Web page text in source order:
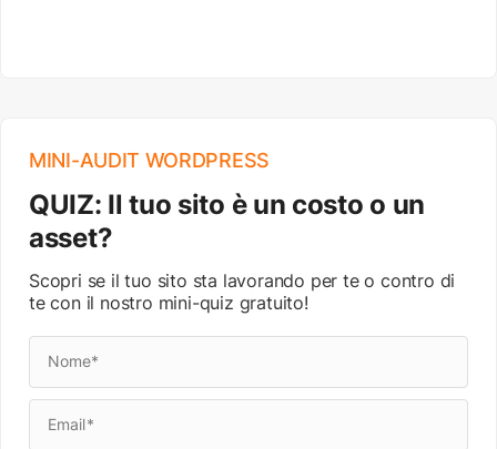
MINI-AUDIT WORDPRESS
QUIZ: Il tuo sito è un costo o un
asset?
Scopri se il tuo sito sta lavorando per te o contro di
te con il nostro mini-quiz gratuito!